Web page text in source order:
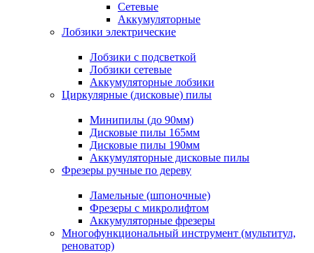
Сетевые
Аккумуляторные
Лобзики электрические
Лобзики с подсветкой
Лобзики сетевые
Аккумуляторные лобзики
Циркулярные (дисковые) пилы
Минипилы (до 90мм)
Дисковые пилы 165мм
Дисковые пилы 190мм
Аккумуляторные дисковые пилы
Фрезеры ручные по дереву
Ламельные (шпоночные)
Фрезеры с микролифтом
Аккумуляторные фрезеры
Многофункциональный инструмент (мультитул,
реноватор)